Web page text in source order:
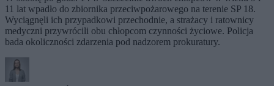
11 lat wpadło do zbiornika przeciwpożarowego na terenie SP 18.
Wyciągnęli ich przypadkowi przechodnie, a strażacy i ratownicy
medyczni przywrócili obu chłopcom czynności życiowe. Policja
bada okoliczności zdarzenia pod nadzorem prokuratury.